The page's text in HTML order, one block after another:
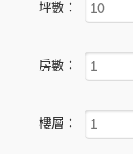
坪數：
房數：
樓層：